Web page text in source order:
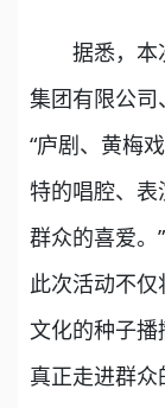
据悉，本次
集团有限公司
“庐剧、黄梅
特的唱腔、
群众的喜爱。
此次活动不
文化的种子
真正走进群众